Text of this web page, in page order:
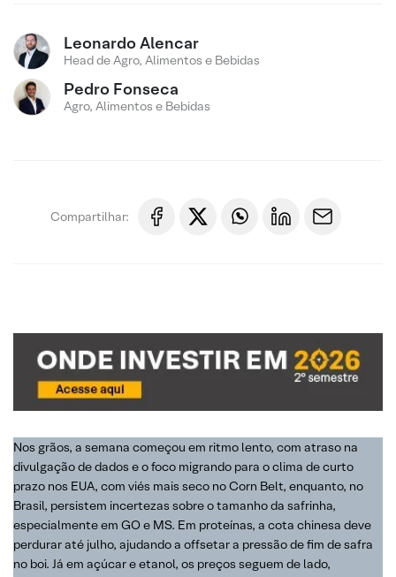
Leonardo Alencar
Head de Agro, Alimentos e Bebidas
Pedro Fonseca
Agro, Alimentos e Bebidas
Compartilhar:
Nos grãos, a semana começou em ritmo lento, com atraso na
divulgação de dados e o foco migrando para o clima de curto
prazo nos EUA, com viés mais seco no Corn Belt, enquanto, no
Brasil, persistem incertezas sobre o tamanho da safrinha,
especialmente em GO e MS. Em proteínas, a cota chinesa deve
perdurar até julho, ajudando a offsetar a pressão de fim de safra
no boi. Já em açúcar e etanol, os preços seguem de lado,